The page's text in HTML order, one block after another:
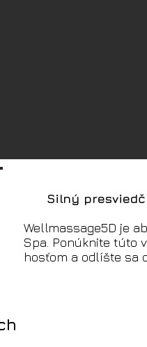
Silný
Wellmassage5D je
Spa. Ponúknite túto
hosťom a odlíšte sa